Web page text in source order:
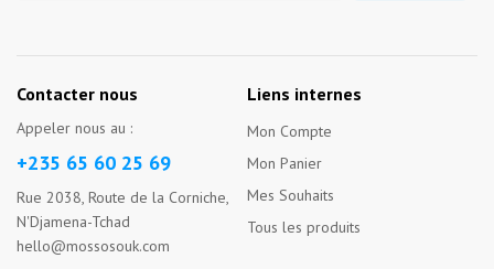
Contacter nous
Appeler nous au :
+235 65 60 25 69
Rue 2038, Route de la Corniche,
N'Djamena-Tchad
hello@mossosouk.com
Liens internes
Mon Compte
Mon Panier
Mes Souhaits
Tous les produits